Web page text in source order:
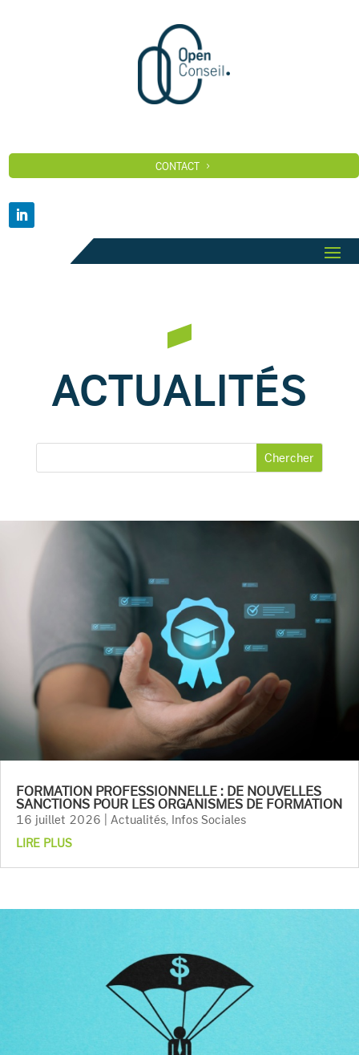
CONTACT
ACTUALITÉS
FORMATION PROFESSIONNELLE : DE NOUVELLES
SANCTIONS POUR LES ORGANISMES DE FORMATION
16 juillet 2026 Actualités
Infos Sociales
LIRE PLUS